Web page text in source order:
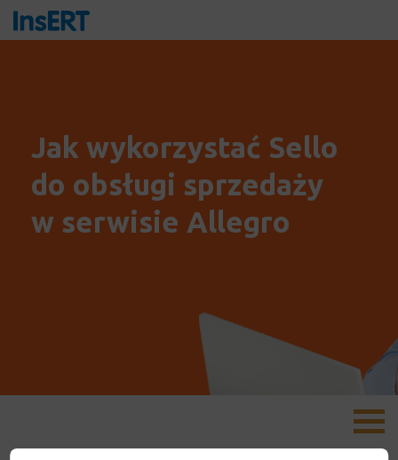
Jak wykorzystać Sello
do obsługi sprzedaży
w serwisie Allegro